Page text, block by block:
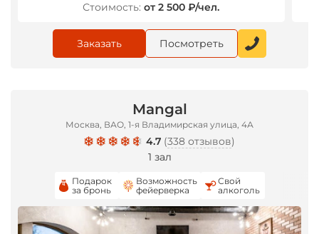
Стоимость: от 2 500 ₽/чел.
Заказать Посмотреть
Mangal
Москва, ВАО, 1-я Владимирская улица, 4А
4.7 (338 отзывов)
1 зал
Подарок
за бронь
Возможность
фейерверка
Свой
алкоголь